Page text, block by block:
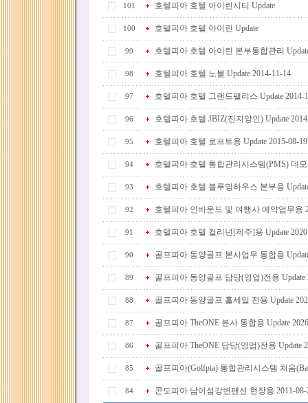
101 호텔피아 호텔 아이린시티 Update
100 호텔피아 호텔 아이린 Update
99 호텔피아 호텔 아이린 본부통합관리
98 호텔피아 호텔 노블 Update 2014-11-14
97 호텔피아 호텔 그랜드팰리스 Update 2014-
96 호텔피아 호텔 JBIZ(진지앙인) Update
95 호텔피아 호텔 로프트용 Update 2015-08-19
94 호텔피아 호텔 통합관리시스템(PMS) 데
93 호텔피아 호텔 블루밍하우스 본부용
92 호텔피아 인바운드 및 여행사 예약업무용
91 호텔피아 호텔 컬리넌[제주]용 Update
90 골프피아 동양골프 본사업무 통합용
89 골프피아 동양골프 담당(영업)전용 Update
88 골프피아 동양골프 홀세일 전용 Update
87 골프피아 TheONE 본사 통합용 Update
86 골프피아 TheONE 담당(영업)전용 Update
85 골프피아(Golfpia) 통합관리시스템 처음
84 콘도피아 남이섬강변팬션 현장용 2011-08-